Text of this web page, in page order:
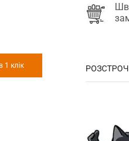
1 клік